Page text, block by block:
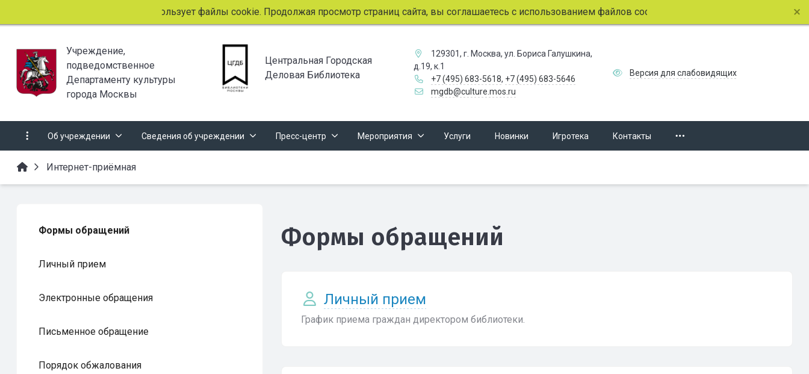
Этот сайт использует файлы cookie. Продолжая просмотр страниц сайта, вы соглашаетесь с использованием файлов cookie.
Учреждение,
подведомственное
Департаменту культуры
города Москвы
Центральная Городская
Деловая Библиотека
129301, г. Москва, ул. Бориса Галушкина,
д.19, к.1
+7 (495) 683-5618, +7 (495) 683-5646
mgdb@culture.mos.ru
Версия для слабовидящих
Об учреждении Сведения об учреждении Пресс-центр Мероприятия Услуги Новинки Игротека Контакты
Интернет-приёмная
Формы обращений
Личный прием
Электронные обращения
Письменное обращение
Порядок обжалования
Формы обращений
Личный прием
График приема граждан директором библиотеки.